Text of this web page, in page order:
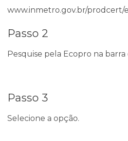
www.inmetro.gov.br/prodcert/
Passo 2
Pesquise pela Ecopro na barra
Passo 3
Selecione a opção.